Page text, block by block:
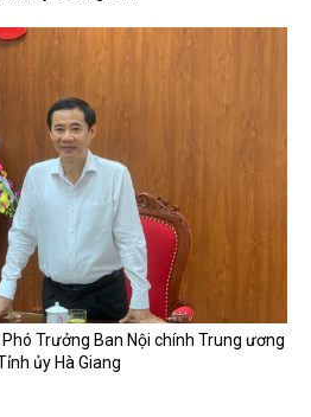
Trưởng Ban Nội chính Trung ương
ủy Hà Giang